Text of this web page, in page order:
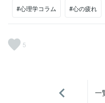
#心理学コラム #心の疲れ
5
一